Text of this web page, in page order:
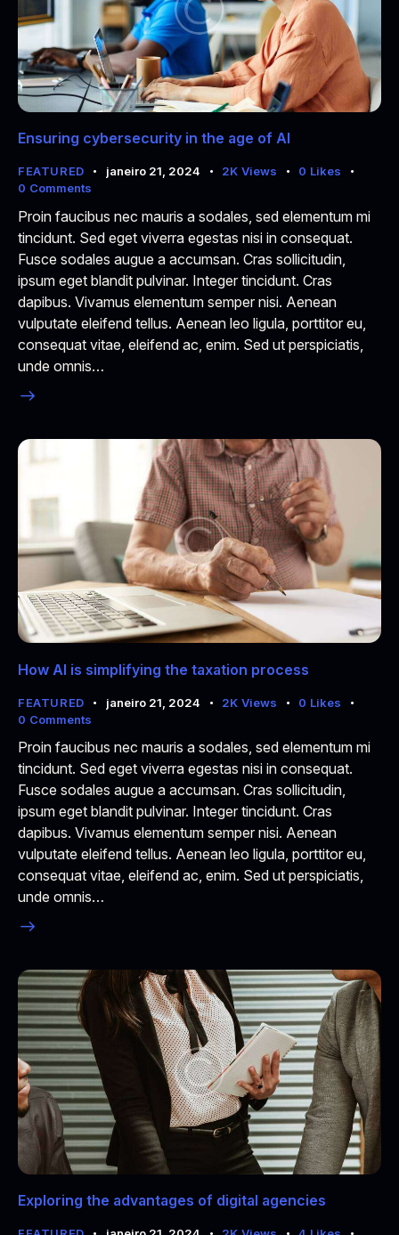
Ensuring cybersecurity in the age of AI
FEATURED janeiro 21, 2024 2K Views 0 Likes
0 Comments
Proin faucibus nec mauris a sodales, sed elementum mi
tincidunt. Sed eget viverra egestas nisi in consequat.
Fusce sodales augue a accumsan. Cras sollicitudin,
ipsum eget blandit pulvinar. Integer tincidunt. Cras
dapibus. Vivamus elementum semper nisi. Aenean
vulputate eleifend tellus. Aenean leo ligula, porttitor eu,
consequat vitae, eleifend ac, enim. Sed ut perspiciatis,
unde omnis…
How AI is simplifying the taxation process
FEATURED janeiro 21, 2024 2K Views 0 Likes
0 Comments
Proin faucibus nec mauris a sodales, sed elementum mi
tincidunt. Sed eget viverra egestas nisi in consequat.
Fusce sodales augue a accumsan. Cras sollicitudin,
ipsum eget blandit pulvinar. Integer tincidunt. Cras
dapibus. Vivamus elementum semper nisi. Aenean
vulputate eleifend tellus. Aenean leo ligula, porttitor eu,
consequat vitae, eleifend ac, enim. Sed ut perspiciatis,
unde omnis…
Exploring the advantages of digital agencies